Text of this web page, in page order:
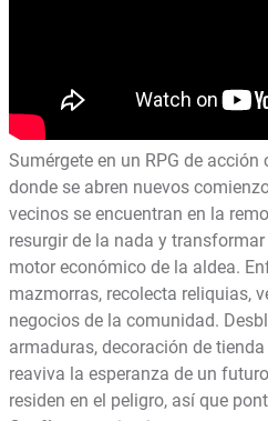
Sumérgete en un RPG de
donde se abren nuevos
vecinos se encuentran en la
resurgir de la nada y
motor económico de la aldea.
mazmorras, recolecta reliquias,
negocios de la comunidad.
armaduras, decoración de
reaviva la esperanza de un
residen en el peligro, así que